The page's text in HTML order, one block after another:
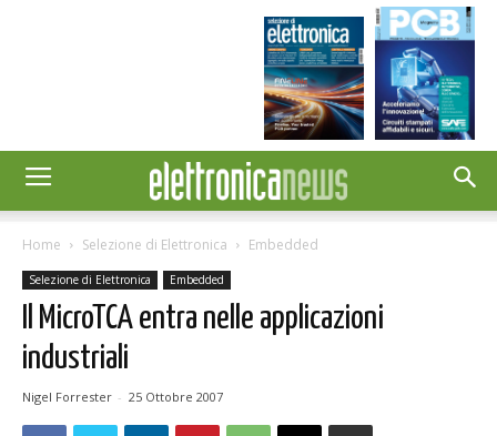
Home Selezione di Elettronica Embedded
Selezione di Elettronica Embedded
Il MicroTCA entra nelle applicazioni
industriali
Nigel Forrester - 25 Ottobre 2007